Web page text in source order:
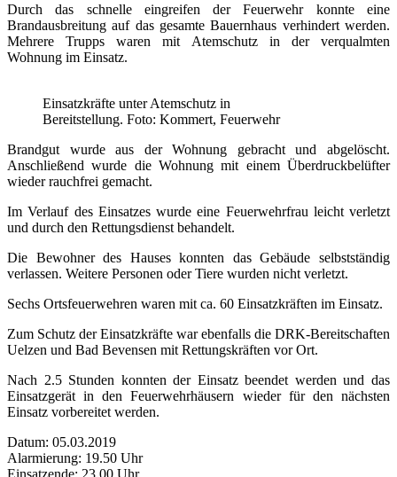
Durch das schnelle eingreifen der Feuerwehr konnte eine
Brandausbreitung auf das gesamte Bauernhaus verhindert werden.
Mehrere Trupps waren mit Atemschutz in der verqualmten
Wohnung im Einsatz.
Einsatzkräfte unter Atemschutz in
Bereitstellung. Foto: Kommert, Feuerwehr
Brandgut wurde aus der Wohnung gebracht und abgelöscht.
Anschließend wurde die Wohnung mit einem Überdruckbelüfter
wieder rauchfrei gemacht.
Im Verlauf des Einsatzes wurde eine Feuerwehrfrau leicht verletzt
und durch den Rettungsdienst behandelt.
Die Bewohner des Hauses konnten das Gebäude selbstständig
verlassen. Weitere Personen oder Tiere wurden nicht verletzt.
Sechs Ortsfeuerwehren waren mit ca. 60 Einsatzkräften im Einsatz.
Zum Schutz der Einsatzkräfte war ebenfalls die DRK-Bereitschaften
Uelzen und Bad Bevensen mit Rettungskräften vor Ort.
Nach 2.5 Stunden konnten der Einsatz beendet werden und das
Einsatzgerät in den Feuerwehrhäusern wieder für den nächsten
Einsatz vorbereitet werden.
Datum: 05.03.2019
Alarmierung: 19.50 Uhr
Einsatzende: 23.00 Uhr